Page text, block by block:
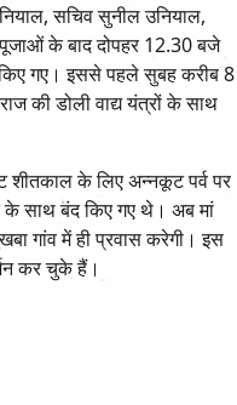
सचिव सुनील उनियाल,
पूजाओं के बाद दोपहर 12.30 बजे
गए। इससे पहले सुबह करीब 8
की डोली वाद्य यंत्रों के साथ
शीतकाल के लिए अन्नकूट पर्व पर
के साथ बंद किए गए थे। अब मां
गांव में ही प्रवास करेगी। इस
कर चुके हैं।